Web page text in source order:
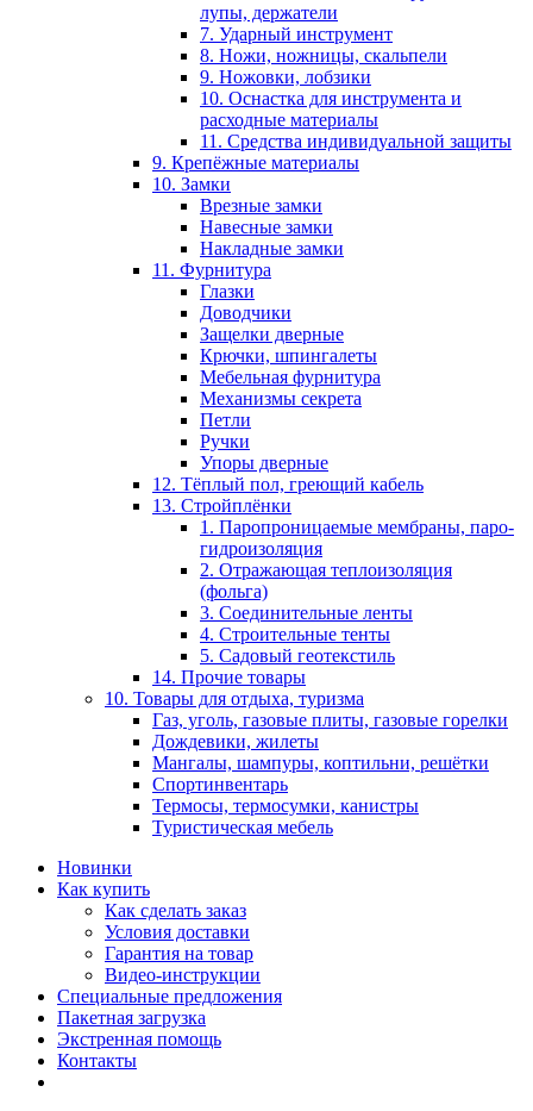
лупы, держатели
7. Ударный инструмент
8. Ножи, ножницы, скальпели
9. Ножовки, лобзики
10. Оснастка для инструмента и
расходные материалы
11. Средства индивидуальной защиты
9. Крепёжные материалы
10. Замки
Врезные замки
Навесные замки
Накладные замки
11. Фурнитура
Глазки
Доводчики
Защелки дверные
Крючки, шпингалеты
Мебельная фурнитура
Механизмы секрета
Петли
Ручки
Упоры дверные
12. Тёплый пол, греющий кабель
13. Стройплёнки
1. Паропроницаемые мембраны, паро-
гидроизоляция
2. Отражающая теплоизоляция
(фольга)
3. Соединительные ленты
4. Строительные тенты
5. Садовый геотекстиль
14. Прочие товары
10. Товары для отдыха, туризма
Газ, уголь, газовые плиты, газовые горелки
Дождевики, жилеты
Мангалы, шампуры, коптильни, решётки
Спортинвентарь
Термосы, термосумки, канистры
Туристическая мебель
Новинки
Как купить
Как сделать заказ
Условия доставки
Гарантия на товар
Видео-инструкции
Специальные предложения
Пакетная загрузка
Экстренная помощь
Контакты